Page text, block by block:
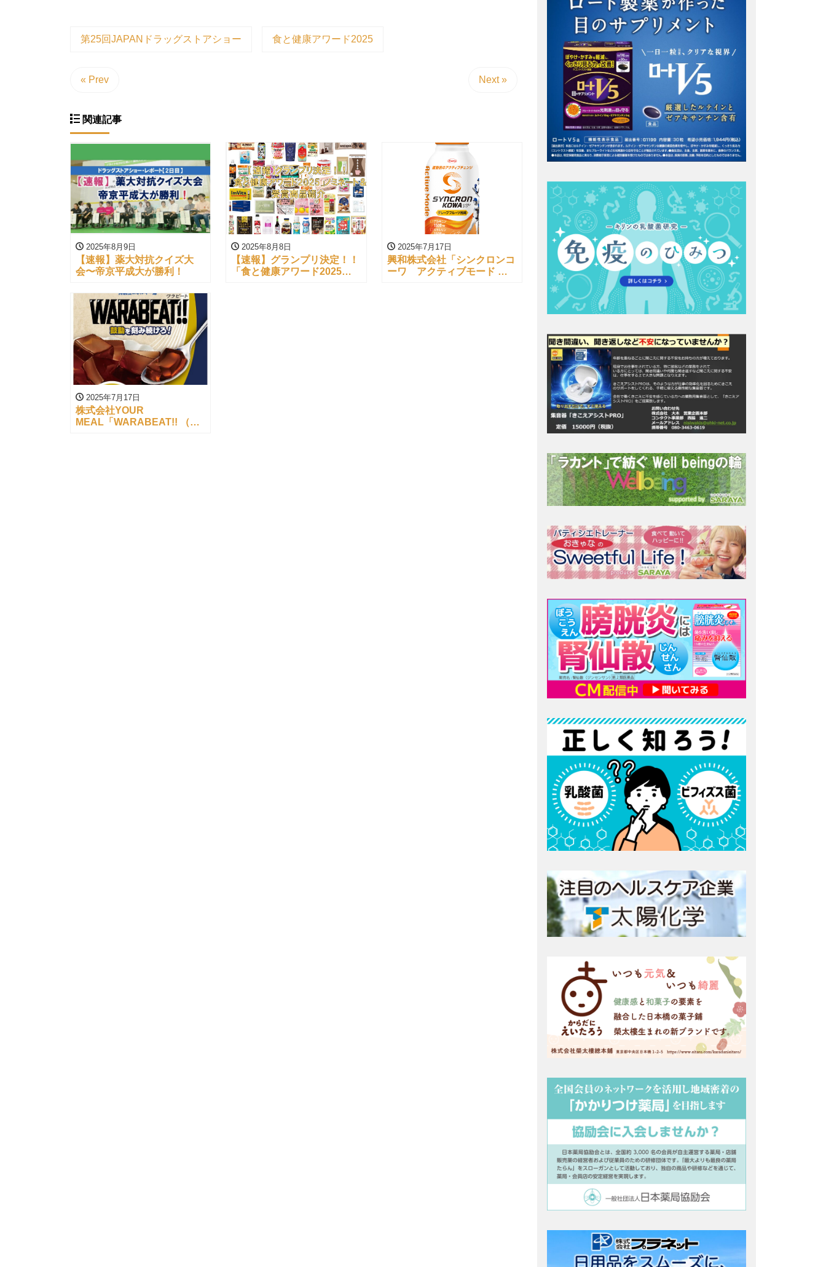
第25回JAPANドラッグストアショー 食と健康アワード2025
« Prev Next »
関連記事
2025年8月9日
【速報】薬大対抗クイズ大
会〜帝京平成大が勝利！
2025年8月8日
【速報】グランプリ決定！！
「食と健康アワード2025」
2025年7月17日
興和株式会社「シンクロンコ
ーワ アクティブモード グ
2025年7月17日
株式会社YOUR
MEAL「WARABEAT!! （黒